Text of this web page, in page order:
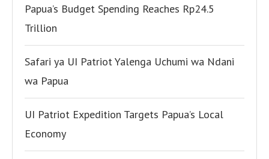
Papua’s Budget Spending Reaches Rp24.5
Trillion
Safari ya UI Patriot Yalenga Uchumi wa Ndani
wa Papua
UI Patriot Expedition Targets Papua’s Local
Economy